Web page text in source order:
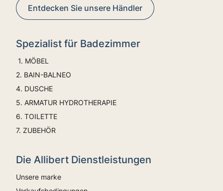
Entdecken Sie unsere Händler
Spezialist für Badezimmer
1. MÖBEL
2. BAIN-BALNEO
4. DUSCHE
5. ARMATUR HYDROTHERAPIE
6. TOILETTE
7. ZUBEHÖR
Die Allibert Dienstleistungen
Unsere marke